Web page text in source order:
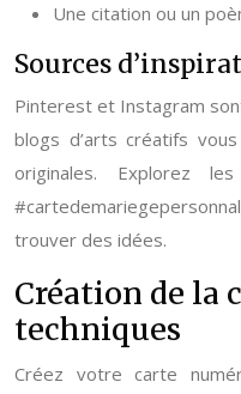
Une citation ou un
Sources
Pinterest et Instagram
blogs d’arts créatifs
originales. Explorez les
trouver des idées.
Création de la
techniques
Créez votre carte